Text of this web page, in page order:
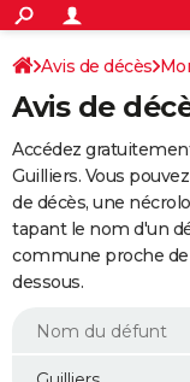
ACTUALITÉS
Politique
Société
Faits Divers
Education
Monde
Villes
+
SPORT
Coupe du monde 2026
Football
Tennis
Cyclisme
Rugby
Forum
Programme TV
TNT
Streaming
Cinéma
Sorties cinéma
Musique
+
FINANCE
Retraite
Epargne
Immobilier
Risques naturels par
Assurance
AUTO
Essais
Réserver un essai
Citadines
Berlines
SUV
Forum auto
+
HIGH-TECH
BRICOLAGE
WEEK-END
Avis de décès
Avis de
Accédez
Guilliers. Vous
de décès, une
tapant le nom d'un
commune proche
dessous.